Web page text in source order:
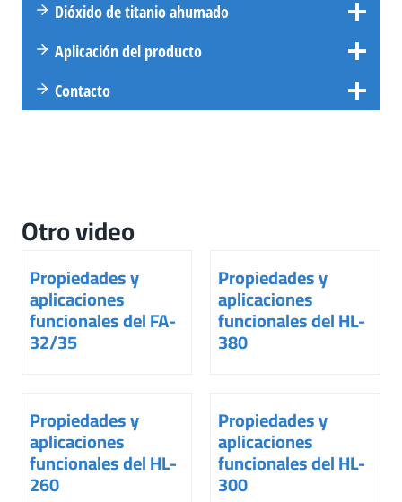
Dióxido de titanio ahumado
Aplicación del producto
Contacto
Otro video
Propiedades y
aplicaciones
funcionales del FA-
32/35
Propiedades y
aplicaciones
funcionales del HL-
380
Propiedades y
aplicaciones
funcionales del HL-
260
Propiedades y
aplicaciones
funcionales del HL-
300